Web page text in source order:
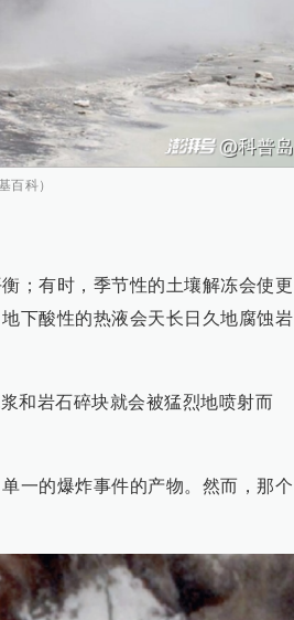
百科）
；有时，季节性的土壤解冻会使更
下酸性的热液会天长日久地腐蚀岩
和岩石碎块就会被猛烈地喷射而
一的爆炸事件的产物。然而，那个